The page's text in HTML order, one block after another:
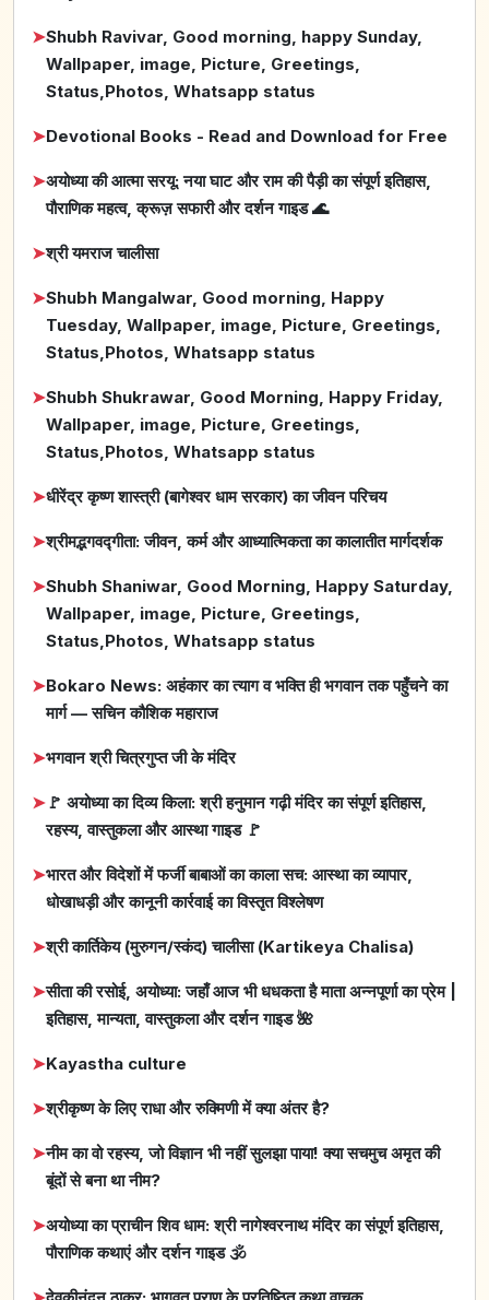
➤Shubh Ravivar, Good morning, happy Sunday,
Wallpaper, image, Picture, Greetings,
Status,Photos, Whatsapp status
➤Devotional Books - Read and Download for Free
➤अयोध्या की आत्मा सरयू: नया घाट और राम की पैड़ी का संपूर्ण इतिहास,
पौराणिक महत्व, क्रूज़ सफारी और दर्शन गाइड 🌊
➤श्री यमराज चालीसा
➤Shubh Mangalwar, Good morning, Happy
Tuesday, Wallpaper, image, Picture, Greetings,
Status,Photos, Whatsapp status
➤Shubh Shukrawar, Good Morning, Happy Friday,
Wallpaper, image, Picture, Greetings,
Status,Photos, Whatsapp status
➤धीरेंद्र कृष्ण शास्त्री (बागेश्वर धाम सरकार) का जीवन परिचय
➤श्रीमद्भगवद्गीता: जीवन, कर्म और आध्यात्मिकता का कालातीत मार्गदर्शक
➤Shubh Shaniwar, Good Morning, Happy Saturday,
Wallpaper, image, Picture, Greetings,
Status,Photos, Whatsapp status
➤Bokaro News: अहंकार का त्याग व भक्ति ही भगवान तक पहुँचने का
मार्ग — सचिन कौशिक महाराज
➤भगवान श्री चित्रगुप्त जी के मंदिर
➤🚩 अयोध्या का दिव्य किला: श्री हनुमान गढ़ी मंदिर का संपूर्ण इतिहास,
रहस्य, वास्तुकला और आस्था गाइड 🚩
➤भारत और विदेशों में फर्जी बाबाओं का काला सच: आस्था का व्यापार,
धोखाधड़ी और कानूनी कार्रवाई का विस्तृत विश्लेषण
➤श्री कार्तिकेय (मुरुगन/स्कंद) चालीसा (Kartikeya Chalisa)
➤सीता की रसोई, अयोध्या: जहाँ आज भी धधकता है माता अन्नपूर्णा का प्रेम |
इतिहास, मान्यता, वास्तुकला और दर्शन गाइड 🌺
➤Kayastha culture
➤श्रीकृष्ण के लिए राधा और रुक्मिणी में क्या अंतर है?
➤नीम का वो रहस्य, जो विज्ञान भी नहीं सुलझा पाया! क्या सचमुच अमृत की
बूंदों से बना था नीम?
➤अयोध्या का प्राचीन शिव धाम: श्री नागेश्वरनाथ मंदिर का संपूर्ण इतिहास,
पौराणिक कथाएं और दर्शन गाइड 🕉️